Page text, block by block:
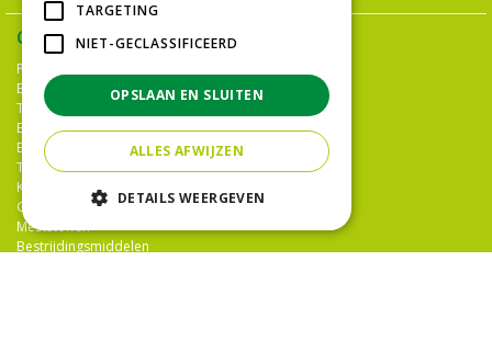
Ons assortiment
Plantenwinkel Den Haag
Bloemenwinkel Den Haag
Tuinwinkel Den Haag
Bloemist Den Haag
Bloemen
Tuinplanten
Kamerplanten
Gazononderhoud
Meststoffen
Bestrijdingsmiddelen
TARGETING
NIET-GECLASSIFICEERD
OPSLAAN EN SLUITEN
ALLES AFWIJZEN
DETAILS WEERGEVEN